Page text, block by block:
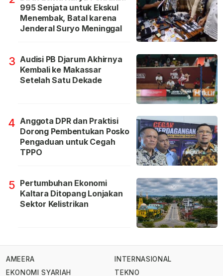
995 Senjata untuk Ekskul
Menembak, Batal karena
Jenderal Suryo Meninggal
3 Audisi PB Djarum Akhirnya
Kembali ke Makassar
Setelah Satu Dekade
4 Anggota DPR dan Praktisi
Dorong Pembentukan Posko
Pengaduan untuk Cegah
TPPO
5 Pertumbuhan Ekonomi
Kaltara Ditopang Lonjakan
Sektor Kelistrikan
AMEERA
EKONOMI SYARIAH
INTERNASIONAL
TEKNO